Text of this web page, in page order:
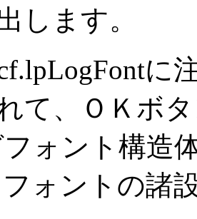
します。
に
て、ＯＫボ
ォント構造
ォントの諸